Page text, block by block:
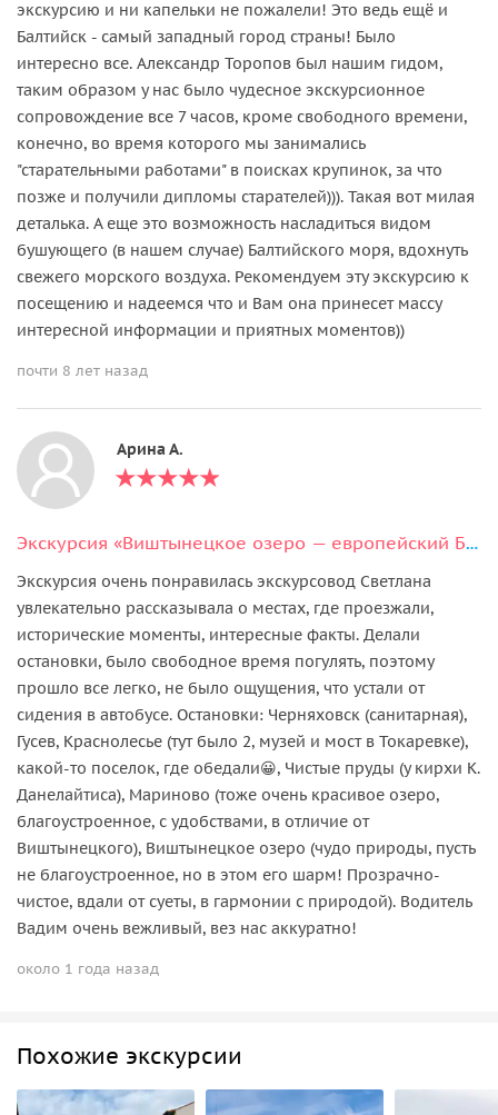
экскурсию и ни капельки не пожалели! Это ведь ещё и
Балтийск - самый западный город страны! Было
интересно все. Александр Торопов был нашим гидом,
таким образом у нас было чудесное экскурсионное
сопровождение все 7 часов, кроме свободного времени,
конечно, во время которого мы занимались
"старательными работами" в поисках крупинок, за что
позже и получили дипломы старателей))). Такая вот милая
деталька. А еще это возможность насладиться видом
бушующего (в нашем случае) Балтийского моря, вдохнуть
свежего морского воздуха. Рекомендуем эту экскурсию к
посещению и надеемся что и Вам она принесет массу
интересной информации и приятных моментов))
почти 8 лет назад
Арина А.
Экскурсия «Виштынецкое озеро — европейский Байкал» (из Светлогорска)
Экскурсия очень понравилась экскурсовод Светлана
увлекательно рассказывала о местах, где проезжали,
исторические моменты, интересные факты. Делали
остановки, было свободное время погулять, поэтому
прошло все легко, не было ощущения, что устали от
сидения в автобусе. Остановки: Черняховск (санитарная),
Гусев, Краснолесье (тут было 2, музей и мост в Токаревке),
какой-то поселок, где обедали😀, Чистые пруды (у кирхи К.
Данелайтиса), Мариново (тоже очень красивое озеро,
благоустроенное, с удобствами, в отличие от
Виштынецкого), Виштынецкое озеро (чудо природы, пусть
не благоустроенное, но в этом его шарм! Прозрачно-
чистое, вдали от суеты, в гармонии с природой). Водитель
Вадим очень вежливый, вез нас аккуратно!
около 1 года назад
Похожие экскурсии